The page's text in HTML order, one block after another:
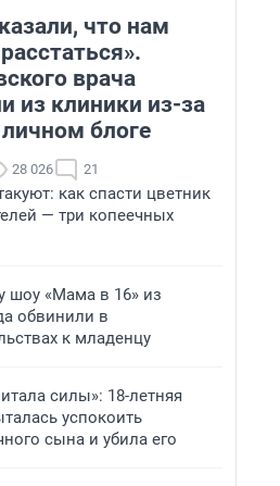
что нам
врача
из клиники из-за
блоге
28 026 21
как спасти цветник
— три копеечных
шоу «Мама в 16» из
обвинили в
к младенцу
силы»: 18-летняя
успокоить
сына и убила его